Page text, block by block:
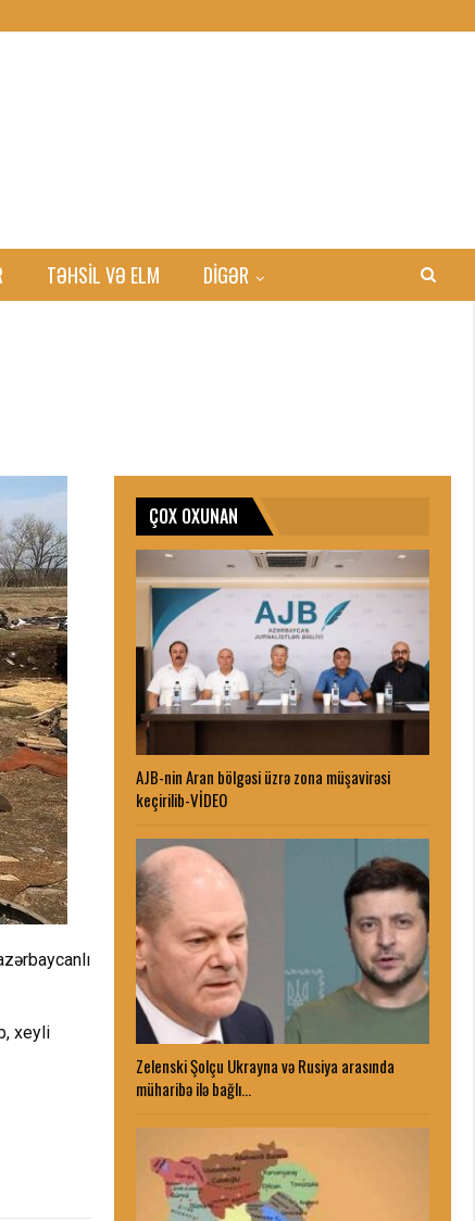
TƏHSIL VƏ ELM DİGƏR
xeyli
ÇOX OXUNAN
AJB-nin Aran bölgəsi üzrə zona müşavirəsi
keçirilib-VİDEO
Zelenski Şolçu Ukrayna və Rusiya arasında
müharibə ilə bağlı…